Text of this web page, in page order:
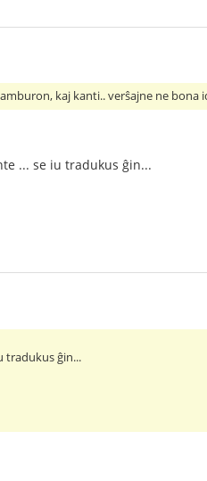
kaj kanti.. verŝajne ne bona
... se iu tradukus ĝin...
tradukus ĝin...